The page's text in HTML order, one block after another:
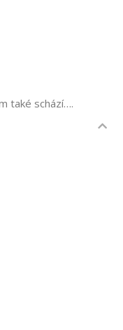
také schází….